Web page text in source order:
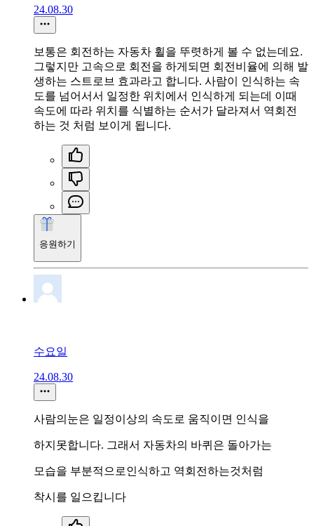
24.08.30
보통은 회전하는 자동차 휠을 뚜렷하게 볼 수 없는데요.
그렇지만 고속으로 회전을 하게되면 회전비율에 의해 발
생하는 스트로브 효과라고 합니다. 사람이 인식하는 속
도를 넘어서서 일정한 위치에서 인식하게 되는데 이때
속도에 따라 위치를 식별하는 순서가 달라져서 역회전
하는 것 처럼 보이게 됩니다.
응원하기
수요일
24.08.30
사람의눈은 일정이상의 속도로 움직이면 인식을
하지못합니다. 그래서 자동차의 바퀴은 돌아가는
모습을 부분적으로인식하고 역회전하는것처럼
착시를 일으킵니다